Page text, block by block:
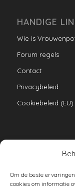
Om de beste
cookies om informatie
HANDIGE
Wie is
Forum regels
Contact
Privacybeleid
Cookiebeleid (EU)
armoe keuken